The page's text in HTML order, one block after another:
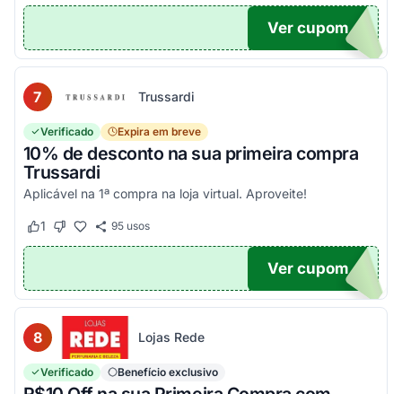
EIRA
Ver cupom
7 Trussardi
Verificado Expira em breve
10% de desconto na sua primeira compra
Trussardi
Aplicável na 1ª compra na loja virtual. Aproveite!
Este cupom funcionou
1 Este cupom não funcionou
95usos
OM10
Ver cupom
8 Lojas Rede
Verificado Benefício exclusivo